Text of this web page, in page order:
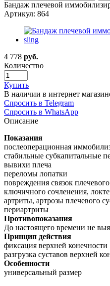
Бандаж плечевой
Артикул: 864
4 778 руб.
Количество
Купить
В наличии в интернет
Спросить в Telegram
Спросить в WhatsApp
Описание
Показания
послеоперационная
стабильные субкапитальные
вывихи плеча
переломы лопатки
повреждения связок
ключичного сочленения,
артриты, артрозы плечевого
периартриты
Противопоказания
До настоящего времени не
Принцип действия
фиксация верхней конечности
разгрузка суставов верхней
Особенности
универсальный размер